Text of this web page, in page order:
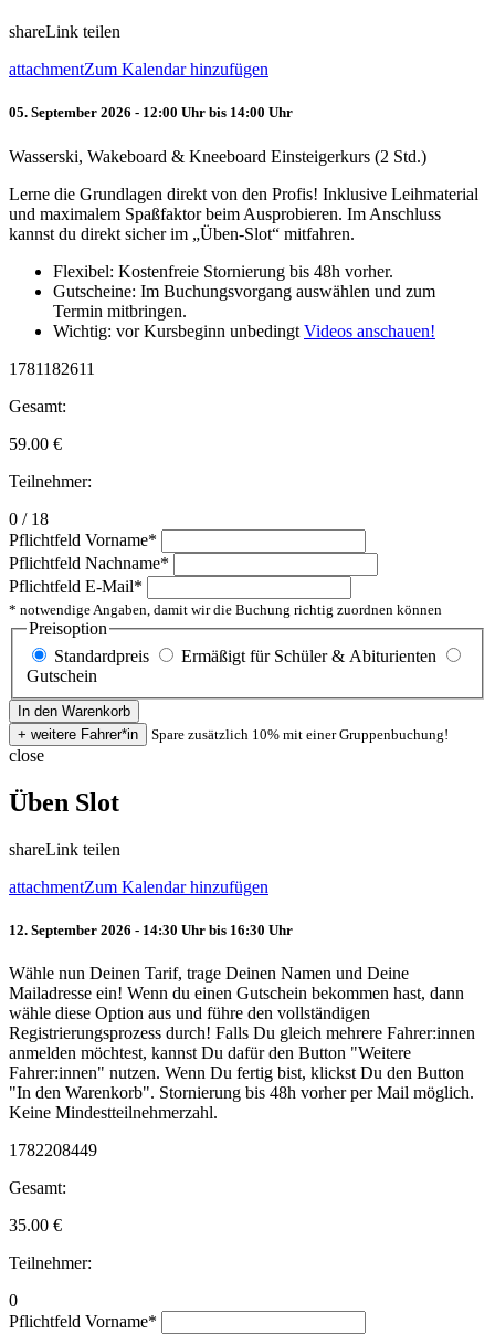
shareLink teilen
attachmentZum Kalendar hinzufügen
05. September 2026 - 12:00 Uhr bis 14:00 Uhr
Wasserski, Wakeboard & Kneeboard Einsteigerkurs (2 Std.)
Lerne die Grundlagen direkt von den Profis! Inklusive Leihmaterial
und maximalem Spaßfaktor beim Ausprobieren. Im Anschluss
kannst du direkt sicher im „Üben-Slot“ mitfahren.
Flexibel: Kostenfreie Stornierung bis 48h vorher.
Gutscheine: Im Buchungsvorgang auswählen und zum
Termin mitbringen.
Wichtig: vor Kursbeginn unbedingt Videos anschauen!
1781182611
Gesamt:
59.00 €
Teilnehmer:
0 / 18
Pflichtfeld Vorname*
Pflichtfeld Nachname*
Pflichtfeld E-Mail*
* notwendige Angaben, damit wir die Buchung richtig zuordnen können
Preisoption
Standardpreis
Ermäßigt für Schüler & Abiturienten
Gutschein
Spare zusätzlich 10% mit einer Gruppenbuchung!
close
Üben Slot
shareLink teilen
attachmentZum Kalendar hinzufügen
12. September 2026 - 14:30 Uhr bis 16:30 Uhr
Wähle nun Deinen Tarif, trage Deinen Namen und Deine
Mailadresse ein! Wenn du einen Gutschein bekommen hast, dann
wähle diese Option aus und führe den vollständigen
Registrierungsprozess durch! Falls Du gleich mehrere Fahrer:innen
anmelden möchtest, kannst Du dafür den Button "Weitere
Fahrer:innen" nutzen. Wenn Du fertig bist, klickst Du den Button
"In den Warenkorb". Stornierung bis 48h vorher per Mail möglich.
Keine Mindestteilnehmerzahl.
1782208449
Gesamt:
35.00 €
Teilnehmer:
0
Pflichtfeld Vorname*